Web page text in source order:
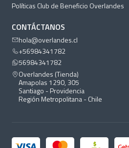
Políticas Club de Beneficio Overlandes
CONTÁCTANOS
hola@overlandes.cl
+56984341782
56984341782
Overlandes (Tienda)
Amapolas 1290, 305
Santiago - Providencia
Región Metropolitana - Chile